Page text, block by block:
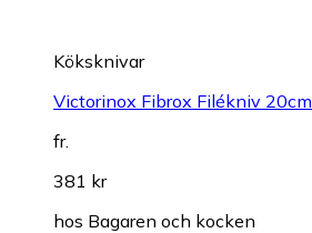
Köksknivar
Victorinox Fibrox Filékniv 20cm
fr.
381 kr
hos Bagaren och kocken